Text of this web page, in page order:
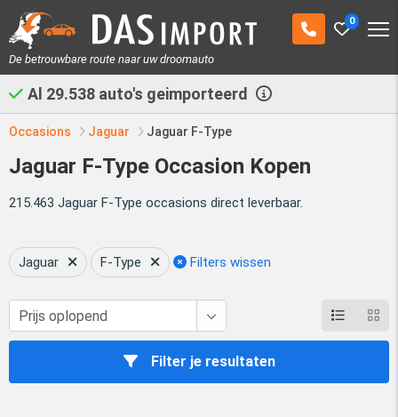
0
De betrouwbare route naar uw droomauto
Al 29.538 auto's geimporteerd
Occasions Jaguar Jaguar F-Type
Jaguar F-Type Occasion Kopen
215.463 Jaguar F-Type occasions direct leverbaar.
Jaguar F-Type Filters wissen
Filter je resultaten